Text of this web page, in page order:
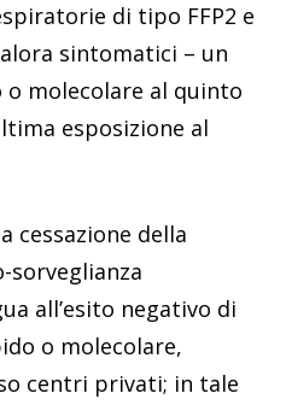
di tipo FFP2 e
sintomatici – un
molecolare al quinto
esposizione al
cessazione della
sorveglianza
all’esito negativo di
o molecolare,
centri privati; in tale